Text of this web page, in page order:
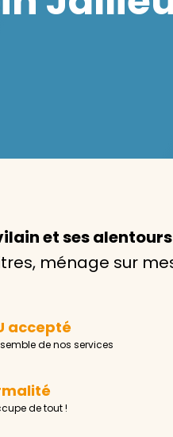
à
l’entretien de votre
d’un
sont là pour vous
un devis gratuit
et ses alentours
ménage sur
accepté
de nos services
de tout !